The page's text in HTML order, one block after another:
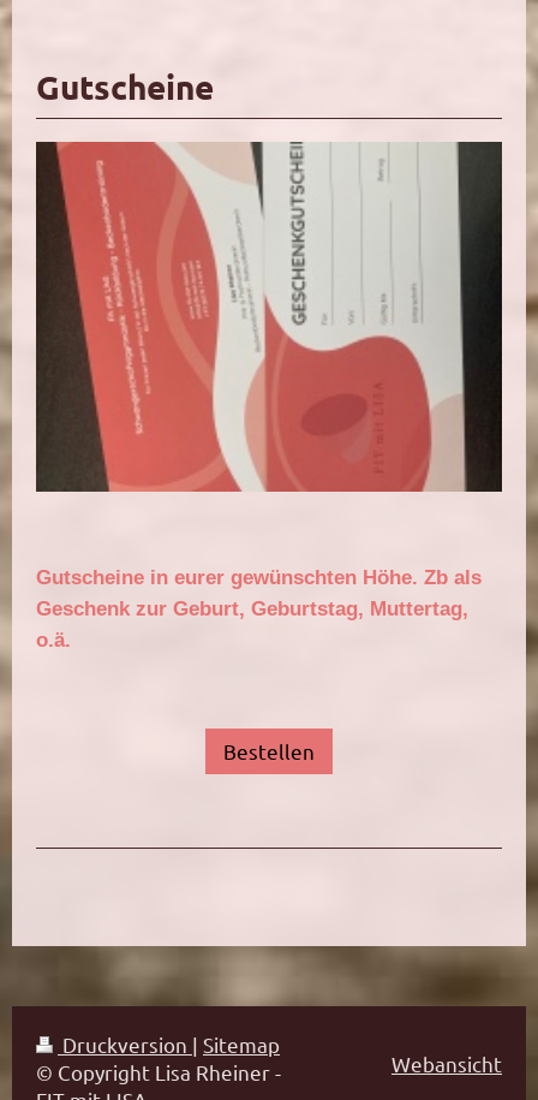
Gutscheine
Gutscheine in eurer gewünschten Höhe. Zb als
Geschenk zur Geburt, Geburtstag, Muttertag,
o.ä.
Bestellen
Druckversion | Sitemap
© Copyright Lisa Rheiner -
Webansicht